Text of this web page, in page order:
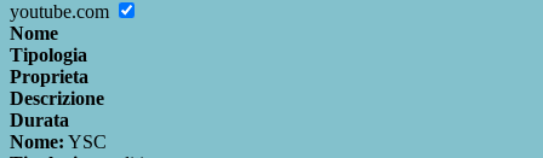
youtube.com
Nome
Tipologia
Proprieta
Descrizione
Durata
Nome: YSC